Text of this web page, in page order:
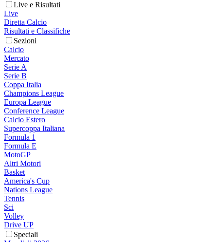
Live e Risultati
Live
Diretta Calcio
Risultati e Classifiche
Sezioni
Calcio
Mercato
Serie A
Serie B
Coppa Italia
Champions League
Europa League
Conference League
Calcio Estero
Supercoppa Italiana
Formula 1
Formula E
MotoGP
Altri Motori
Basket
America's Cup
Nations League
Tennis
Sci
Volley
Drive UP
Speciali